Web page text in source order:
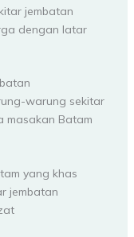
jembatan
dengan latar
warung sekitar
masakan Batam
yang khas
jembatan